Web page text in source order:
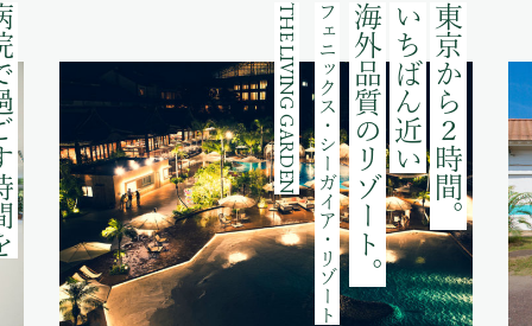
間を 東京から２時間。
いちばん近い
海外品質のリゾート。
フェニックス・シーガイア・リゾート
THE LIVING GARDEN